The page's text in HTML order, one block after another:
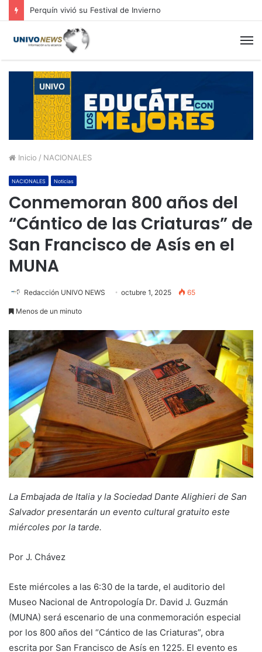
Perquín vivió su Festival de Invierno
Inicio / NACIONALES
NACIONALES Noticias
Conmemoran 800 años del
“Cántico de las Criaturas” de
San Francisco de Asís en el
MUNA
Redacción UNIVO NEWS octubre 1, 2025 65
Menos de un minuto
La Embajada de Italia y la Sociedad Dante Alighieri de San
Salvador presentarán un evento cultural gratuito este
miércoles por la tarde.
Por J. Chávez
Este miércoles a las 6:30 de la tarde, el auditorio del
Museo Nacional de Antropología Dr. David J. Guzmán
(MUNA) será escenario de una conmemoración especial
por los 800 años del “Cántico de las Criaturas”, obra
escrita por San Francisco de Asís en 1225. El evento es